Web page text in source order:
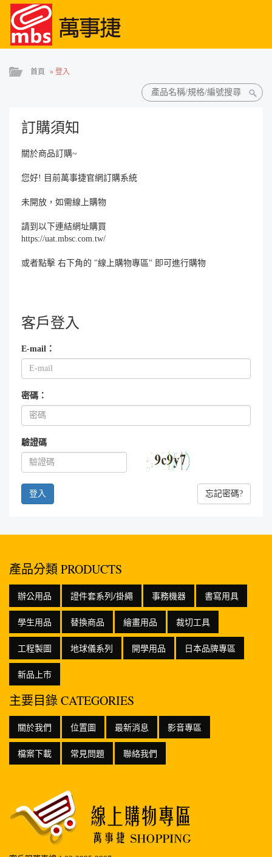
首頁 » 登入
訂購須知
關於商品訂購~
您好! 目前萬事捷官網訂購系統
未開放，如需線上購物
請到以下連結網址購買
https://uat.mbsc.com.tw/
或者點擊 右下角的 "線上購物專區" 即可進行購物
客戶登入
E-mail：
密碼：
驗證碼
忘記密碼?
產品分類 PRODUCTS
辦公用品 證件套系列/掛繩 事務機器 書寫用具
學生用品 替換商品 繪畫用品 裁切工具
工程製圖 地球儀系列 開學用品 日本品牌專區
新品上市
主要目錄 CATEGORIES
關於我們 位置圖 最新消息 影音專區
檔案下載 常見問題 聯絡我們